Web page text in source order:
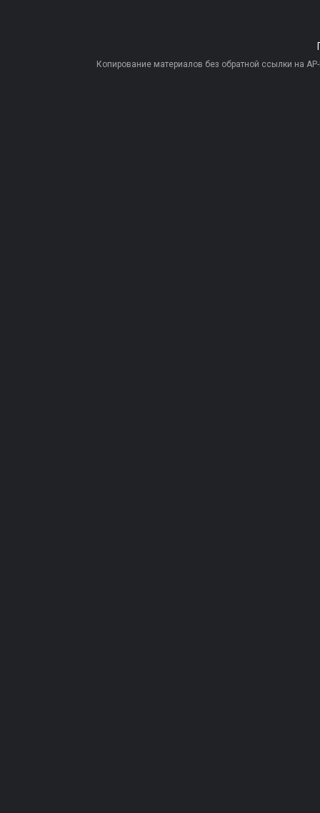
Копирование материалов без обратной ссылки на